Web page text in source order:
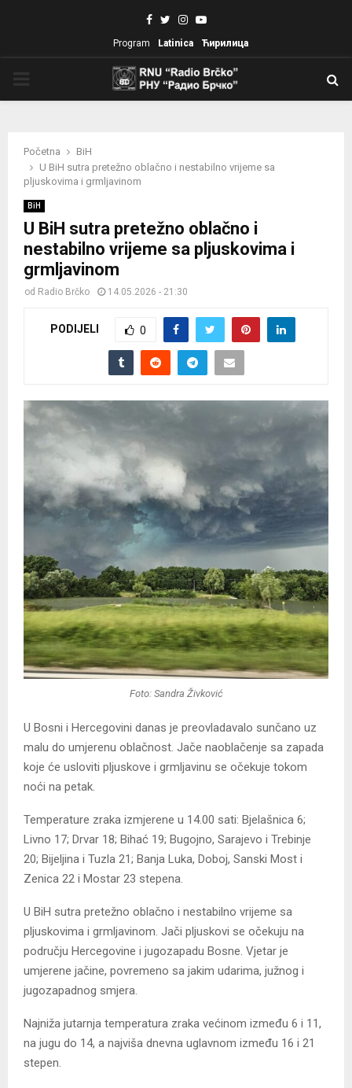
Facebook
TwitterInstagram
Youtube
Program Latinica Ћирилица
Početna
BiH
U BiH sutra pretežno oblačno i nestabilno vrijeme sa
pljuskovima i grmljavinom
BiH
U BiH sutra pretežno oblačno i
nestabilno vrijeme sa pljuskovima i
grmljavinom
od Radio Brčko 14.05.2026 - 21:30
PODIJELI 0
Foto: Sandra Živković
U Bosni i Hercegovini danas je preovladavalo sunčano uz
malu do umjerenu oblačnost. Jače naoblačenje sa zapada
koje će usloviti pljuskove i grmljavinu se očekuje tokom
noći na petak.
Temperature zraka izmjerene u 14.00 sati: Bjelašnica 6;
Livno 17; Drvar 18; Bihać 19; Bugojno, Sarajevo i Trebinje
20; Bijeljina i Tuzla 21; Banja Luka, Doboj, Sanski Most i
Zenica 22 i Mostar 23 stepena.
U BiH sutra pretežno oblačno i nestabilno vrijeme sa
pljuskovima i grmljavinom. Jači pljuskovi se očekuju na
području Hercegovine i jugozapadu Bosne. Vjetar je
umjerene jačine, povremeno sa jakim udarima, južnog i
jugozapadnog smjera.
Najniža jutarnja temperatura zraka većinom između 6 i 11,
na jugu do 14, a najviša dnevna uglavnom između 16 i 21
stepen.